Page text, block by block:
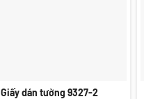
Giấy dán tường 9327-2